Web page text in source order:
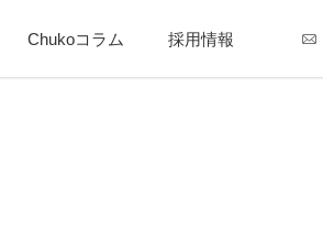
Chukoコラム 採用情報